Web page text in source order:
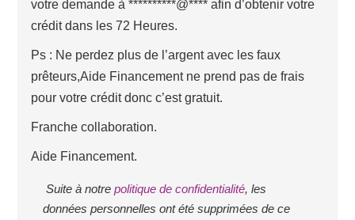
votre demande à **********@**** afin d’obtenir votre
crédit dans les 72 Heures.
Ps : Ne perdez plus de l’argent avec les faux
prêteurs,Aide Financement ne prend pas de frais
pour votre crédit donc c’est gratuit.
Franche collaboration.
Aide Financement.
Suite à notrepolitique de confidentialité, les
données personnelles ont été supprimées de ce